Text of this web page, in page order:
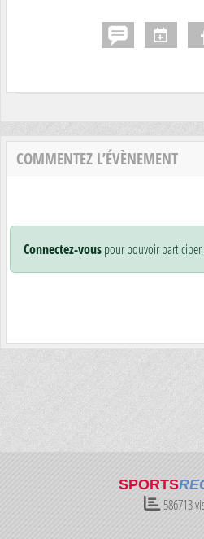
COMMENTEZ L’ÉVÈNEMENT
Connectez-vouspour pouvoir
SPORTS
586713